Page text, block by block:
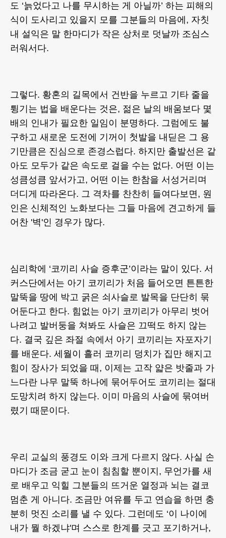
도 ‘늙었다고 나를 무시하는 게 아닐까’ 하는 피해의
식이 도사리고 있을지 모를 그분들의 마음에, 자칫
내 설익은 말 한마디가 작은 상처로 덧날까 조심스
러워서다.
그렇다. 황혼의 길목에서 건반을 누르고 기타 줄을
튕기는 법을 배운다는 것은, 젊은 날의 배움보다 몇
배의 인내가 필요한 일임이 분명하다. 그럼에도 불
구하고 새로운 도전에 기꺼이 첫발을 내딛은 그 용
기만큼은 진심으로 존경스럽다. 하지만 출발선은 같
아도 모두가 같은 속도로 걸을 수는 없다. 어떤 이는
성큼성큼 앞서가고, 어떤 이는 한참을 서성거리며
더디게 따라온다. 그 격차를 찬찬히 들여다보면, 원
인은 신체적인 노화보다는 그들 마음에 견고하게 들
어찬 '벽'인 경우가 많다.
심리학에 ‘코끼리 사슬 증후군’이라는 말이 있다. 서
커스단에서는 아기 코끼리가 처음 들어오면 튼튼한
말뚝을 땅에 박고 굵은 쇠사슬로 발목을 단단히 묶
어둔다고 한다. 힘없는 아기 코끼리가 아무리 벗어
나려고 발버둥을 쳐봐도 사슬은 끄떡도 하지 않는
다. 결국 깊은 좌절 속에서 아기 코끼리는 자포자기
를 배운다. 세월이 흘러 코끼리 덩치가 집만 해지고
힘이 장사가 되었을 때, 이제는 고작 얇은 밧줄과 가
느다란 나무 말뚝 하나에 묶어두어도 코끼리는 절대
도망치려 하지 않는다. 이미 마음의 사슬에 묶여버
렸기 때문이다.
우리 교실의 풍경도 이와 크게 다르지 않다. 사실 손
마디가 조금 굳고 눈이 침침할 뿐이지, 무언가를 새
로 배우고 익힐 그분들의 뜨거운 열정과 뇌는 결코
멈춘 게 아니다. 조금만 여유를 두고 연습을 하면 충
분히 멋진 소리를 낼 수 있다. 그런데도 ‘이 나이에
내가 뭘 하겠냐'며 스스로 한계를 긋고 포기하거나,